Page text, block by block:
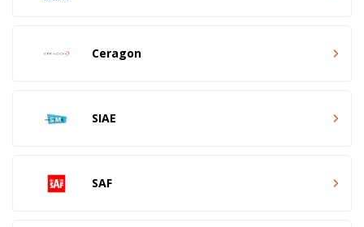
Ceragon
SIAE
SAF